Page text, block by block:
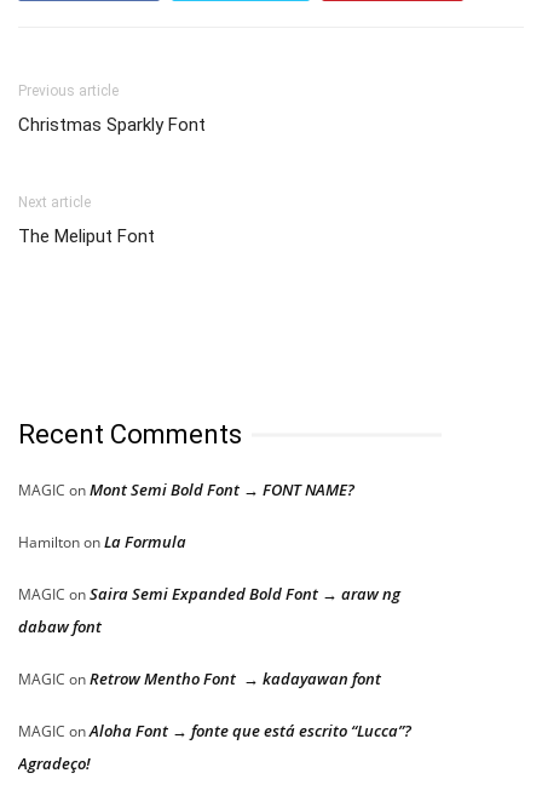
Previous article
Christmas Sparkly Font
Next article
The Meliput Font
Recent Comments
MAGIC onMont Semi Bold Font → FONT NAME?
HamiltononLa Formula
MAGIC onSaira Semi Expanded Bold Font → araw ng
dabaw font
MAGIC onRetrow Mentho Font → kadayawan font
MAGIC onAloha Font → fonte que está escrito “Lucca”?
Agradeço!